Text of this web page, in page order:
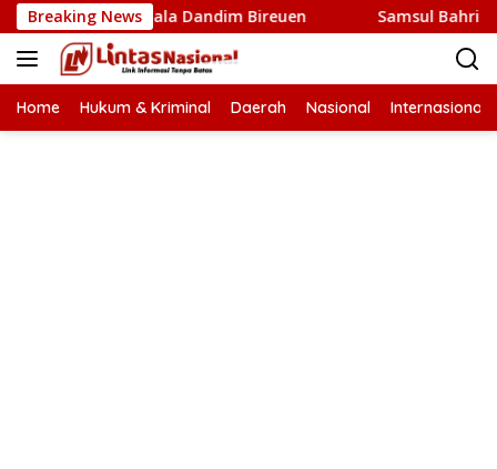
Langsung
ke
konten
Breaking News
Final Piala Dandim Bireuen Samsul Bahri Tiyong:
Home Hukum & Kriminal Daerah Nasional Internasional